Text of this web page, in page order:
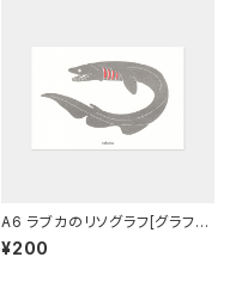
A6 ラブカのリソグラフ[グラフィ
ー]
¥200